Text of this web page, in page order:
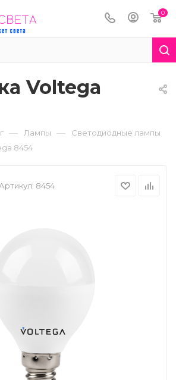
0
Voltega
— Лампы — Светодиодные лампы
8454
Артикул: 8454